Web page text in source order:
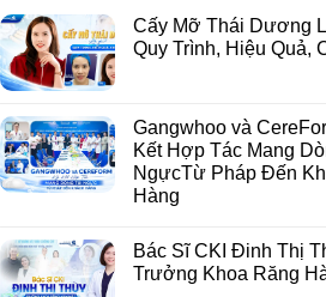
Cấy Mỡ Thái Dương
Quy Trình, Hiệu Quả,
Gangwhoo và
Kết Hợp Tác Mang
NgựcTừ Pháp Đến
Hàng
Bác Sĩ CKI Đinh Thị
Trưởng Khoa Răng